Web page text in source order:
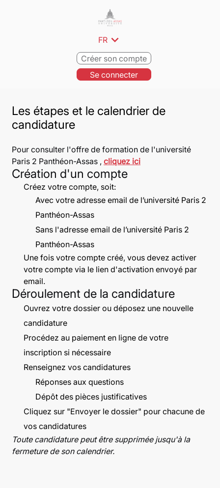
FRexpand_more
Créer son compte
Se connecter
Les étapes et le calendrier de
candidature
Pour consulter l'offre de formation de l'université
Paris 2 Panthéon-Assas , cliquez ici
Création d'un compte
Créez votre compte, soit:
Avec votre adresse email de l’université Paris 2
Panthéon-Assas
Sans l'adresse email de l’université Paris 2
Panthéon-Assas
Une fois votre compte créé, vous devez activer
votre compte via le lien d'activation envoyé par
email.
Déroulement de la candidature
Ouvrez votre dossier ou déposez une nouvelle
candidature
Procédez au paiement en ligne de votre
inscription si nécessaire
Renseignez vos candidatures
Réponses aux questions
Dépôt des pièces justificatives
Cliquez sur "Envoyer le dossier" pour chacune de
vos candidatures
Toute candidature peut être supprimée jusqu'à la
fermeture de son calendrier.